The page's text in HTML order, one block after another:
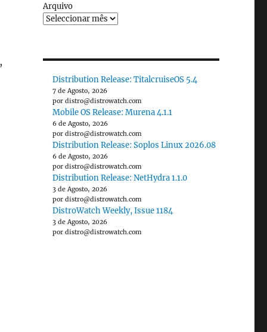
Arquivo
Distribution Release: TitalcruiseOS 5.4
7 de Agosto, 2026
por distro@distrowatch.com
Mobile OS Release: Murena 4.1.1
6 de Agosto, 2026
por distro@distrowatch.com
Distribution Release: Soplos Linux 2026.08
6 de Agosto, 2026
por distro@distrowatch.com
Distribution Release: NetHydra 1.1.0
3 de Agosto, 2026
por distro@distrowatch.com
DistroWatch Weekly, Issue 1184
3 de Agosto, 2026
por distro@distrowatch.com